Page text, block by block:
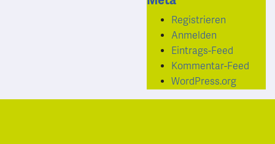
Registrieren
Anmelden
Eintrags-Feed
Kommentar-Feed
WordPress.org